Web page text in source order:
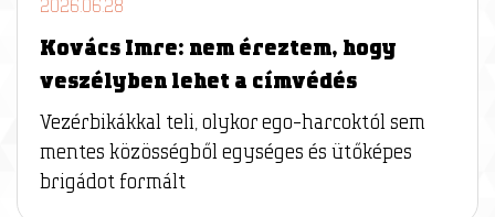
2026.06.28
Kovács Imre: nem éreztem, hogy
veszélyben lehet a címvédés
Vezérbikákkal teli, olykor ego-harcoktól sem
mentes közösségből egységes és ütőképes
brigádot formált